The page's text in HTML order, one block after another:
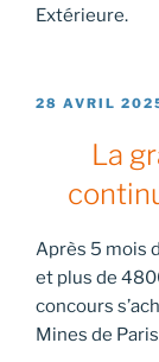
Extérieure.
PUBLIÉ
28 AVRIL
La
Après 5 mois
et plus de
concours
Mines de Paris